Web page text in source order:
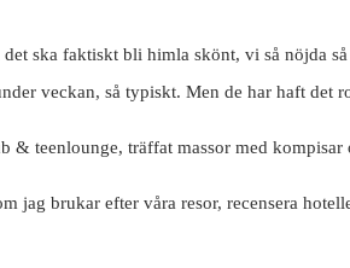
ska faktiskt bli himla skönt, vi så nöjda
veckan, så typiskt. Men de har haft det
& teenlounge, träffat massor med
jag brukar efter våra resor, recensera